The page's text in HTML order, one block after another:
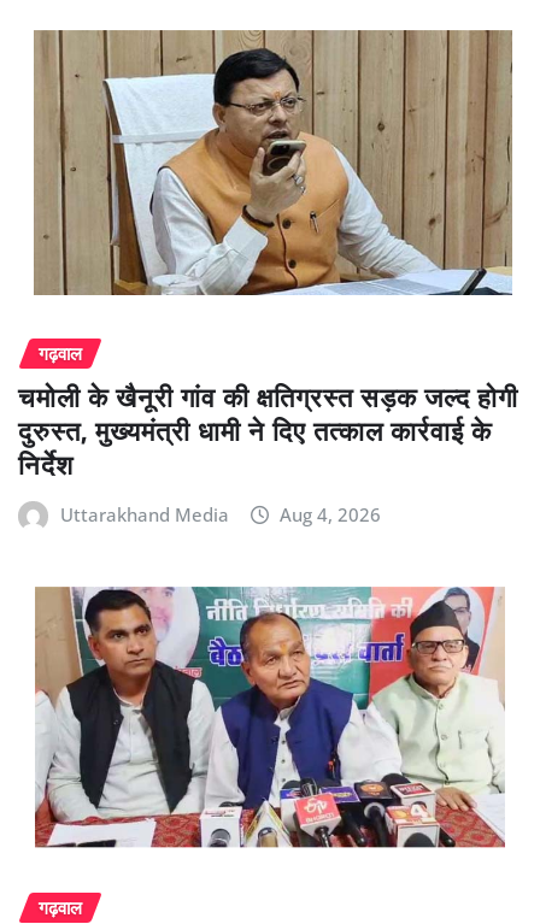
गढ़वाल
चमोली के खैनूरी गांव की क्षतिग्रस्त सड़क जल्द होगी
दुरुस्त, मुख्यमंत्री धामी ने दिए तत्काल कार्रवाई के
निर्देश
Uttarakhand Media Aug 4, 2026
गढ़वाल